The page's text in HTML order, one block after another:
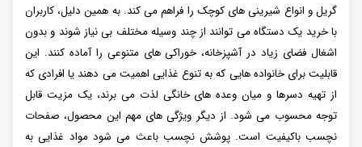
گریل و انواع شیرینی های کوچک را فراهم می کند. به همین دلیل، کاربران
با خرید یک دستگاه می توانند از چند وسیله مختلف بی نیاز شوند و بدون
اشغال فضای زیاد در آشپزخانه، خوراکی های متنوعی را آماده کنند. این
قابلیت برای خانواده هایی که به تنوع غذایی اهمیت می دهند یا افرادی که
از تهیه دسرها و میان وعده های خانگی لذت می برند، یک مزیت قابل
توجه محسوب می شود. از دیگر ویژگی های مهم این محصول، صفحات
نچسب باکیفیت است. پوشش نچسب باعث می شود مواد غذایی به